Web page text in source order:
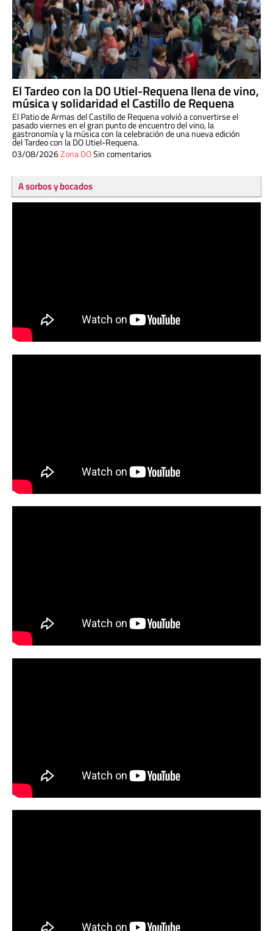
El Tardeo con la DO Utiel-Requena llena de vino,
música y solidaridad el Castillo de Requena
El Patio de Armas del Castillo de Requena volvió a convertirse el
pasado viernes en el gran punto de encuentro del vino, la
gastronomía y la música con la celebración de una nueva edición
del Tardeo con la DO Utiel-Requena.
03/08/2026Zona DOSin comentarios
A sorbos y bocados